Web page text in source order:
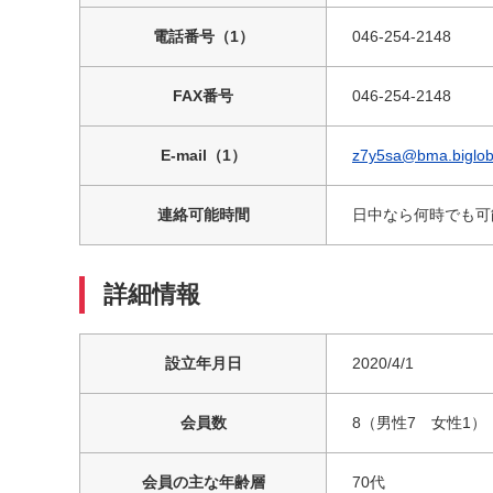
電話番号（1） 046-254-2148
FAX番号 046-254-2148
E-mail（1）
連絡可能時間 日中なら何時でも
詳細情報
設立年月日 2020/4/1
会員数 8（男性7 女性1）
会員の主な年齢層 70代